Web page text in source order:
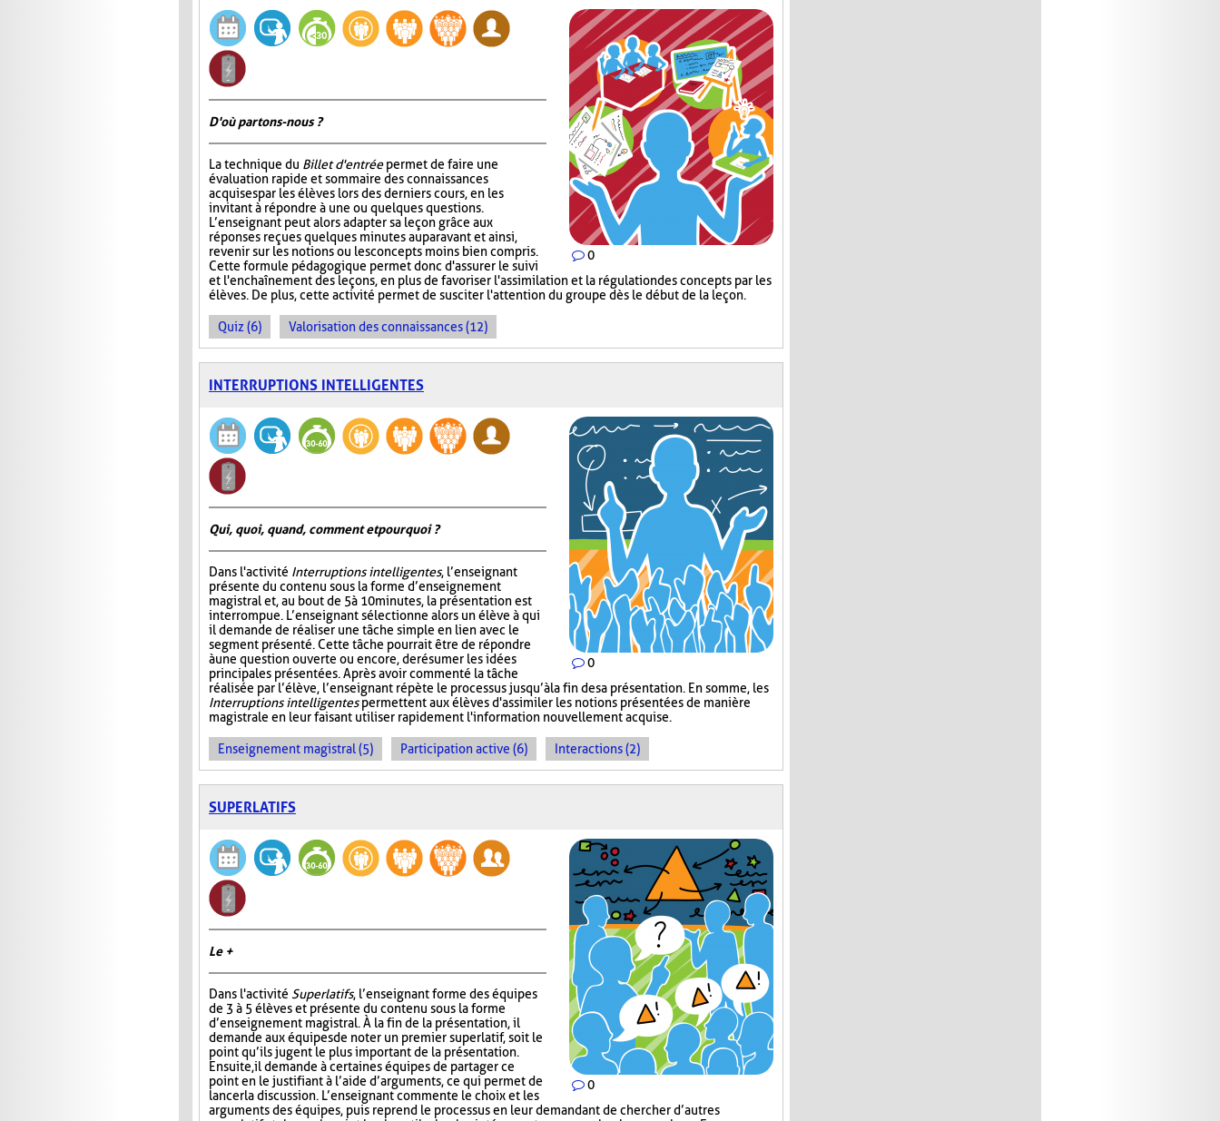
0
D'où partons-nous ?
La technique du Billet d'entréepermet de faire une
évaluation rapide et sommaire des connaissances
acquises par les élèves lors des derniers cours, en les
invitant à répondre à une ou quelques questions.
L’enseignant peut alors adapter sa leçon grâce aux
réponses reçues quelques minutes auparavant et ainsi,
revenir sur les notions ou les concepts moins bien compris.
Cette formule pédagogique permet donc d'assurer le suivi
et l'enchaînement des leçons, en plus de favoriser l'assimilation et la régulation des concepts par les
élèves. De plus, cette activité permet de susciter l'attention du groupe dès le début de la leçon.
Quiz (6) Valorisation des connaissances (12)
INTERRUPTIONS INTELLIGENTES
0
Qui, quoi, quand, comment et pourquoi ?
Dans l'activité Interruptions intelligentes, l’enseignant
présente du contenu sous la forme d’enseignement
magistral et, au bout de 5 à 10 minutes, la présentation est
interrompue. L’enseignant sélectionne alors un élève à qui
il demande de réaliser une tâche simple en lien avec le
segment présenté. Cette tâche pourrait être de répondre
à une question ouverte ou encore, de résumer les idées
principales présentées. Après avoir commenté la tâche
réalisée par l’élève, l’enseignant répète le processus jusqu’à la fin de sa présentation. En somme, les
Interruptions intelligentespermettent aux élèves d'assimiler les notions présentées de manière
magistrale en leur faisant utiliser rapidement l'information nouvellement acquise.
Enseignement magistral (5) Participation active (6) Interactions (2)
SUPERLATIFS
0
Le +
Dans l'activité Superlatifs, l’enseignant forme des équipes
de 3 à 5 élèves et présente du contenu sous la forme
d’enseignement magistral. À la fin de la présentation, il
demande aux équipes de noter un premier superlatif, soit le
point qu’ils jugent le plus important de la présentation.
Ensuite, il demande à certaines équipes de partager ce
point en le justifiant à l’aide d’arguments, ce qui permet de
lancer la discussion. L’enseignant commente le choix et les
arguments des équipes, puis reprend le processus en leur demandant de chercher d’autres